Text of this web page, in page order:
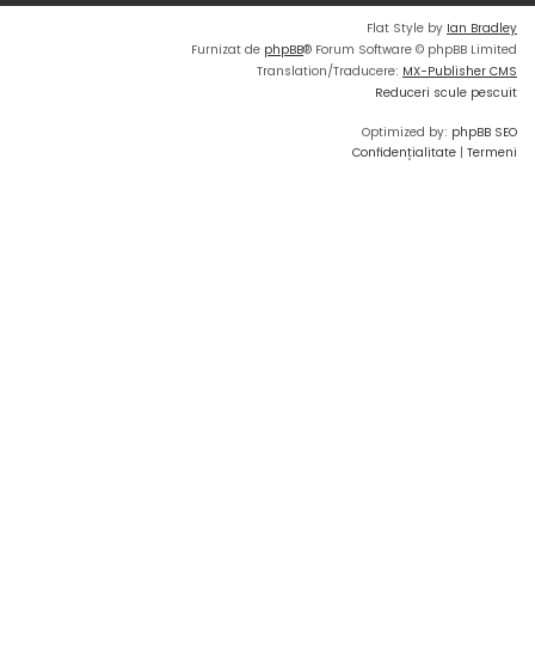
Flat Style by Ian Bradley
Furnizat de phpBB® Forum Software © phpBB Limited
Translation/Traducere: MX-Publisher CMS
Reduceri scule pescuit
Optimized by: phpBB SEO
Confidențialitate | Termeni